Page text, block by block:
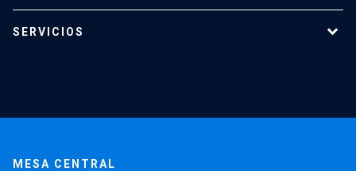
SERVICIOS
MESA CENTRAL